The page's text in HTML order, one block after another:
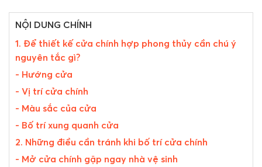
NỘI DUNG CHÍNH
1. Để thiết kế cửa chính hợp phong thủy cần chú ý
nguyên tắc gì?
- Hướng cửa
- Vị trí cửa chính
- Màu sắc của cửa
- Bố trí xung quanh cửa
2. Những điều cần tránh khi bố trí cửa chính
- Mở cửa chính gặp ngay nhà vệ sinh